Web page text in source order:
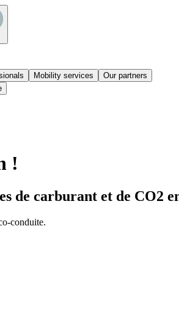
Mobility services
Our partners
!
de carburant et de CO2
conduite.